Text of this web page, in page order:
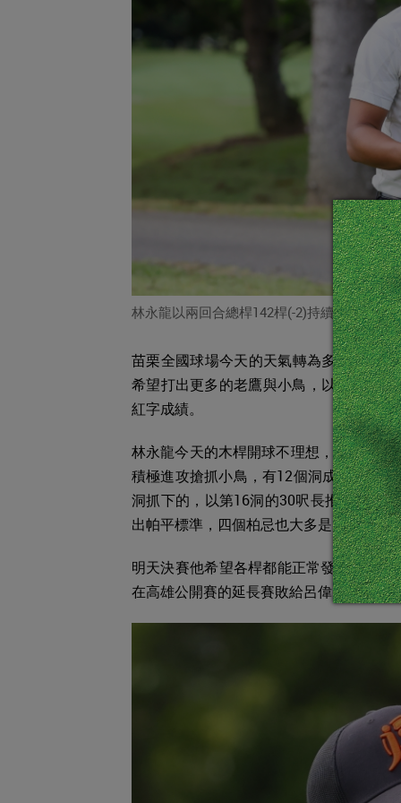
林永龍以兩回合總桿142桿(-2)持續領先
苗栗全國球場今天的天氣轉為多雲時晴
希望打出更多的老鷹與小鳥，以期大會
紅字成績。
林永龍今天的木桿開球不理想，只有6個
積極進攻搶抓小鳥，有12個洞成功打上
洞抓下的，以第16洞的30呎長推桿抓鳥
出帕平標準，四個柏忌也大多是開球偏歪
明天決賽他希望各桿都能正常發揮，保
在高雄公開賽的延長賽敗給呂偉智居亞。